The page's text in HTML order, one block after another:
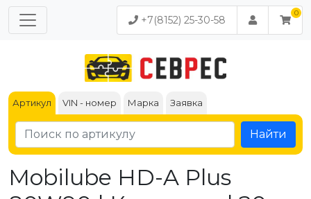
+7(8152) 25-30-58
Артикул VIN - номер Марка Заявка
Найти
Mobilube HD-A Plus